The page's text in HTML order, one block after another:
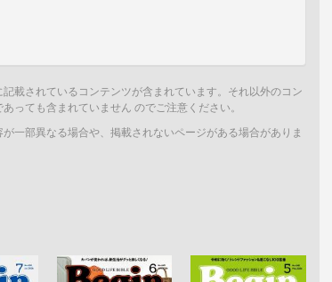
載されているコンテンツが含まれています。それ以外のコン
っても含まれていません のでご注意ください。
一部異なる場合や、掲載されないページがある場合がありま